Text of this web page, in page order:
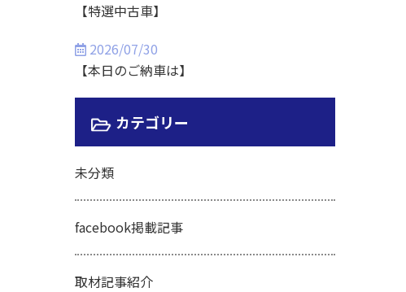
【特選中古車】
2026/07/30
【本日のご納車は】
カテゴリー
未分類
facebook掲載記事
取材記事紹介